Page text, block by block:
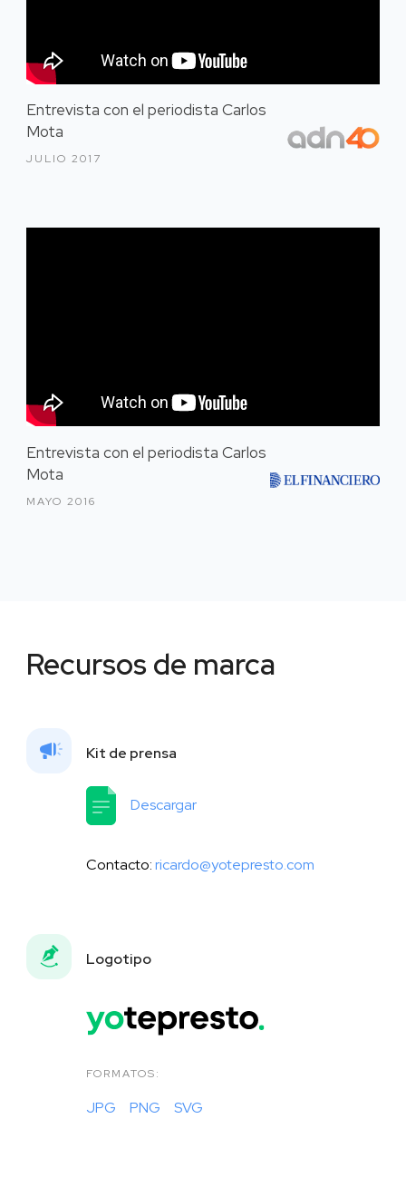
Entrevista con el periodista Carlos
Mota
JULIO 2017
Entrevista con el periodista Carlos
Mota
MAYO 2016
Recursos de marca
Kit de prensa
Descargar
Contacto:ricardo@yotepresto.com
Logotipo
FORMATOS:
JPG PNG SVG